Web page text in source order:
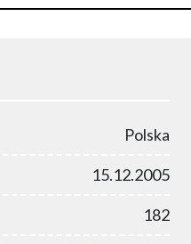
Polska
15.12.2005
182